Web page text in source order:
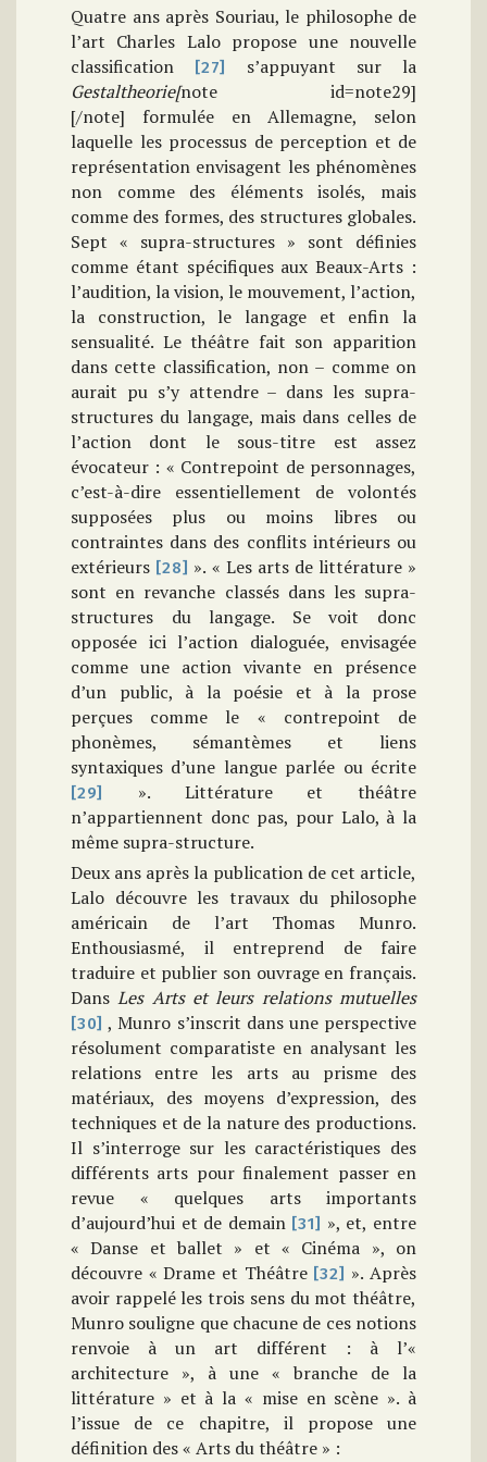
Quatre ans après Souriau, le philosophe de
l’art Charles Lalo propose une nouvelle
classification
[27]
s’appuyant sur la
Gestaltheorie[note id=note29]
[/note] formulée en Allemagne, selon
laquelle les processus de perception et de
représentation envisagent les phénomènes
non comme des éléments isolés, mais
comme des formes, des structures globales.
Sept « supra-structures » sont définies
comme étant spécifiques aux Beaux-Arts :
l’audition, la vision, le mouvement, l’action,
la construction, le langage et enfin la
sensualité. Le théâtre fait son apparition
dans cette classification, non – comme on
aurait pu s’y attendre – dans les supra-
structures du langage, mais dans celles de
l’action dont le sous-titre est assez
évocateur : « Contrepoint de personnages,
c’est-à-dire essentiellement de volontés
supposées plus ou moins libres ou
contraintes dans des conflits intérieurs ou
extérieurs [28] ». « Les arts de littérature »
sont en revanche classés dans les supra-
structures du langage. Se voit donc
opposée ici l’action dialoguée, envisagée
comme une action vivante en présence
d’un public, à la poésie et à la prose
perçues comme le « contrepoint de
phonèmes, sémantèmes et liens
syntaxiques d’une langue parlée ou écrite
[29]
». Littérature et théâtre
n’appartiennent donc pas, pour Lalo, à la
même supra-structure.
Deux ans après la publication de cet article,
Lalo découvre les travaux du philosophe
américain de l’art Thomas Munro.
Enthousiasmé, il entreprend de faire
traduire et publier son ouvrage en français.
DansLes Arts et leurs relations mutuelles
[30] , Munro s’inscrit dans une perspective
résolument comparatiste en analysant les
relations entre les arts au prisme des
matériaux, des moyens d’expression, des
techniques et de la nature des productions.
Il s’interroge sur les caractéristiques des
différents arts pour finalement passer en
revue « quelques arts importants
d’aujourd’hui et de demain [31] », et, entre
« Danse et ballet » et « Cinéma », on
découvre « Drame et Théâtre [32] ». Après
avoir rappelé les trois sens du mot théâtre,
Munro souligne que chacune de ces notions
renvoie à un art différent : à l’«
architecture », à une « branche de la
littérature » et à la « mise en scène ». à
l’issue de ce chapitre, il propose une
définition des « Arts du théâtre » :